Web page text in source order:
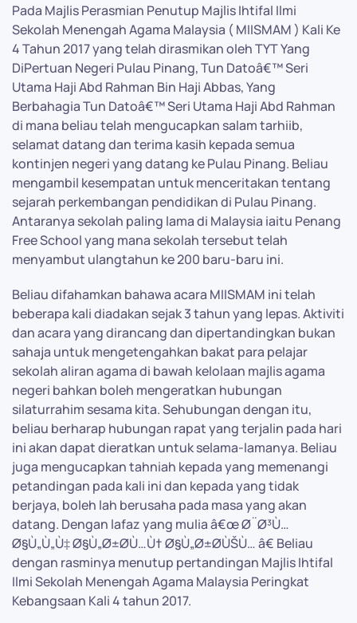
Pada Majlis Perasmian Penutup Majlis Ihtifal Ilmi
Sekolah Menengah Agama Malaysia ( MIISMAM ) Kali Ke
4 Tahun 2017 yang telah dirasmikan oleh TYT Yang
DiPertuan Negeri Pulau Pinang, Tun Datoâ€™ Seri
Utama Haji Abd Rahman Bin Haji Abbas, Yang
Berbahagia Tun Datoâ€™ Seri Utama Haji Abd Rahman
di mana beliau telah mengucapkan salam tarhiib,
selamat datang dan terima kasih kepada semua
kontinjen negeri yang datang ke Pulau Pinang. Beliau
mengambil kesempatan untuk menceritakan tentang
sejarah perkembangan pendidikan di Pulau Pinang.
Antaranya sekolah paling lama di Malaysia iaitu Penang
Free School yang mana sekolah tersebut telah
menyambut ulangtahun ke 200 baru-baru ini.
Beliau difahamkan bahawa acara MIISMAM ini telah
beberapa kali diadakan sejak 3 tahun yang lepas. Aktiviti
dan acara yang dirancang dan dipertandingkan bukan
sahaja untuk mengetengahkan bakat para pelajar
sekolah aliran agama di bawah kelolaan majlis agama
negeri bahkan boleh mengeratkan hubungan
silaturrahim sesama kita. Sehubungan dengan itu,
beliau berharap hubungan rapat yang terjalin pada hari
ini akan dapat dieratkan untuk selama-lamanya. Beliau
juga mengucapkan tahniah kepada yang memenangi
petandingan pada kali ini dan kepada yang tidak
berjaya, boleh lah berusaha pada masa yang akan
datang. Dengan lafaz yang mulia â€œ Ø¨Ø³Ù…
Ø§Ù„Ù„Ù‡ Ø§Ù„Ø±Ø­Ù…Ù† Ø§Ù„Ø±Ø­ÙŠÙ… â€ Beliau
dengan rasminya menutup pertandingan Majlis Ihtifal
Ilmi Sekolah Menengah Agama Malaysia Peringkat
Kebangsaan Kali 4 tahun 2017.